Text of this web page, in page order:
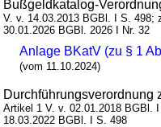
Bußgeldkatalog-
V. v. 14.03.2013 BGBl. I S. 498;
30.01.2026 BGBl. 2026 I Nr. 32
Anlage BKatV (zu § 1
(vom 11.10.2024)
Durchführungsverordnung
Artikel 1 V. v. 02.01.2018 BGBl.
18.03.2022 BGBl. I S. 498